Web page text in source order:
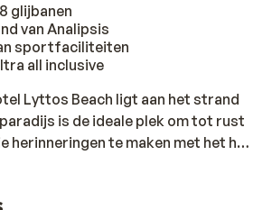
glijbanen
van Analipsis
sportfaciliteiten
all inclusive
Lyttos Beach ligt aan het strand
is de ideale plek om tot rust
herinneringen te maken met het hele
alles te doen voor zowel de jonge als